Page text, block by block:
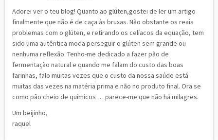
Adorei ver o teu blog! Quanto ao glúten,gostei de ler um artigo
finalmente que não é de caça às bruxas. Não obstante os reais
problemas com o glúten, e retirando os celíacos da equação, tem
sido uma autêntica moda perseguir o glúten sem grande ou
nenhuma reflexão. Tenho-me dedicado a fazer pão de
fermentação natural e quando me falam do custo das boas
farinhas, falo muitas vezes que o custo da nossa saúde está
muitas das vezes na matéria prima e não no produto final. Ora se
como pão cheio de químicos … parece-me que não há milagres.
Um beijinho,
raquel